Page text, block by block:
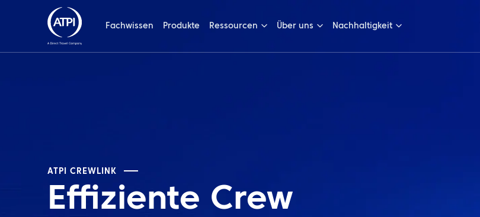
Fachwissen Produkte Ressourcen Über uns Nachhaltigkeit
ATPI CREWLINK
Effiziente Crew